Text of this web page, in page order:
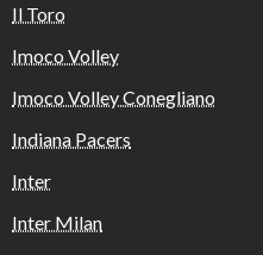
Il Toro
Imoco Volley
Imoco Volley Conegliano
Indiana Pacers
Inter
Inter Milan